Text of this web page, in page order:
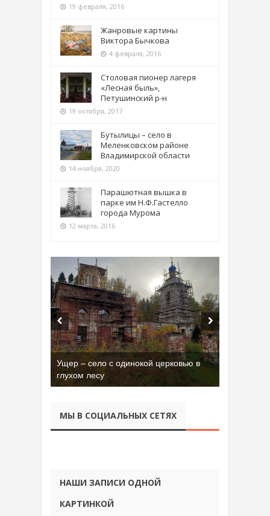
19 февраля, 2016
Жанровые картины
Виктора Бычкова
4 февраля, 2016
Столовая пионер лагеря
«Лесная быль»,
Петушинский р-н
19 октября, 2017
Бутылицы – село в
Меленковском районе
Владимирской области
14 ноября, 2020
Парашютная вышка в
парке им Н.Ф.Гастелло
города Мурома
12 марта, 2016
Ущер – село с одинокой церковью в
глухом лесу
МЫ В СОЦИАЛЬНЫХ СЕТЯХ
НАШИ ЗАПИСИ ОДНОЙ
КАРТИНКОЙ